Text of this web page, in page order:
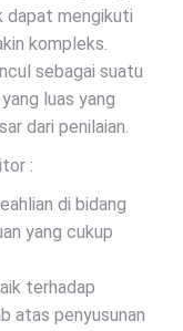
dapat mengikuti
kompleks.
sebagai suatu
luas yang
dari penilaian.
:
di bidang
yang cukup
terhadap
atas penyusunan